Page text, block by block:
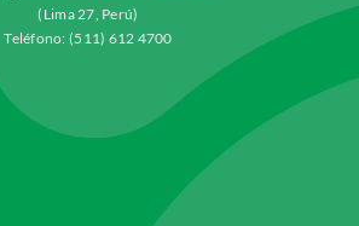
(Lima 27, Perú)
Teléfono: (511) 612 4700